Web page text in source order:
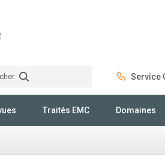
Service
Traités EMC Domaines